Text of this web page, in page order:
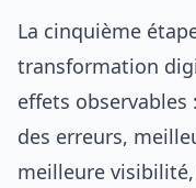
La cinquième
transformation
effets
des erreurs,
meilleure